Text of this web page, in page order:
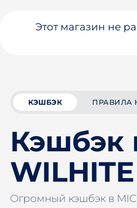
Этот магазин не
КЭШБЭК ПРАВИЛА
Кэшбэк
Огромный кэшбэк в